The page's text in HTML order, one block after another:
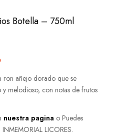
Botella – 750ml
ron añejo dorado que se
melodioso, con notas de frutos
nuestra pagina o Puedes
LICORES.